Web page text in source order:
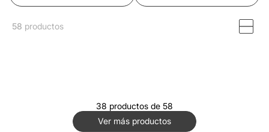
58 productos
38 productos de 58
Ver más productos